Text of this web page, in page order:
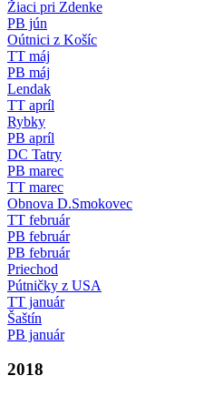
Žiaci pri Zdenke
PB jún
Oútnici z Košíc
TT máj
PB máj
Lendak
TT apríl
Rybky
PB apríl
DC Tatry
PB marec
TT marec
Obnova D.Smokovec
TT február
PB február
PB február
Priechod
Pútničky z USA
TT január
Šaštín
PB január
2018